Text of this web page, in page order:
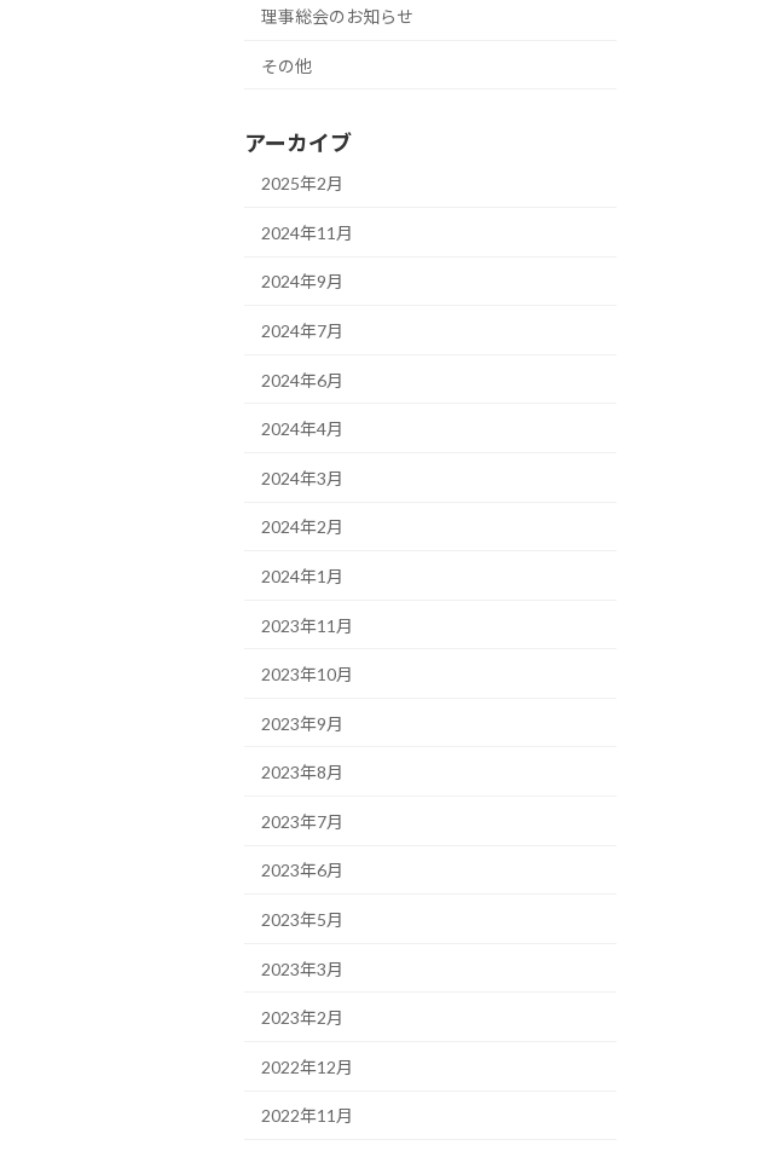
理事総会のお知らせ
その他
アーカイブ
2025年2月
2024年11月
2024年9月
2024年7月
2024年6月
2024年4月
2024年3月
2024年2月
2024年1月
2023年11月
2023年10月
2023年9月
2023年8月
2023年7月
2023年6月
2023年5月
2023年3月
2023年2月
2022年12月
2022年11月